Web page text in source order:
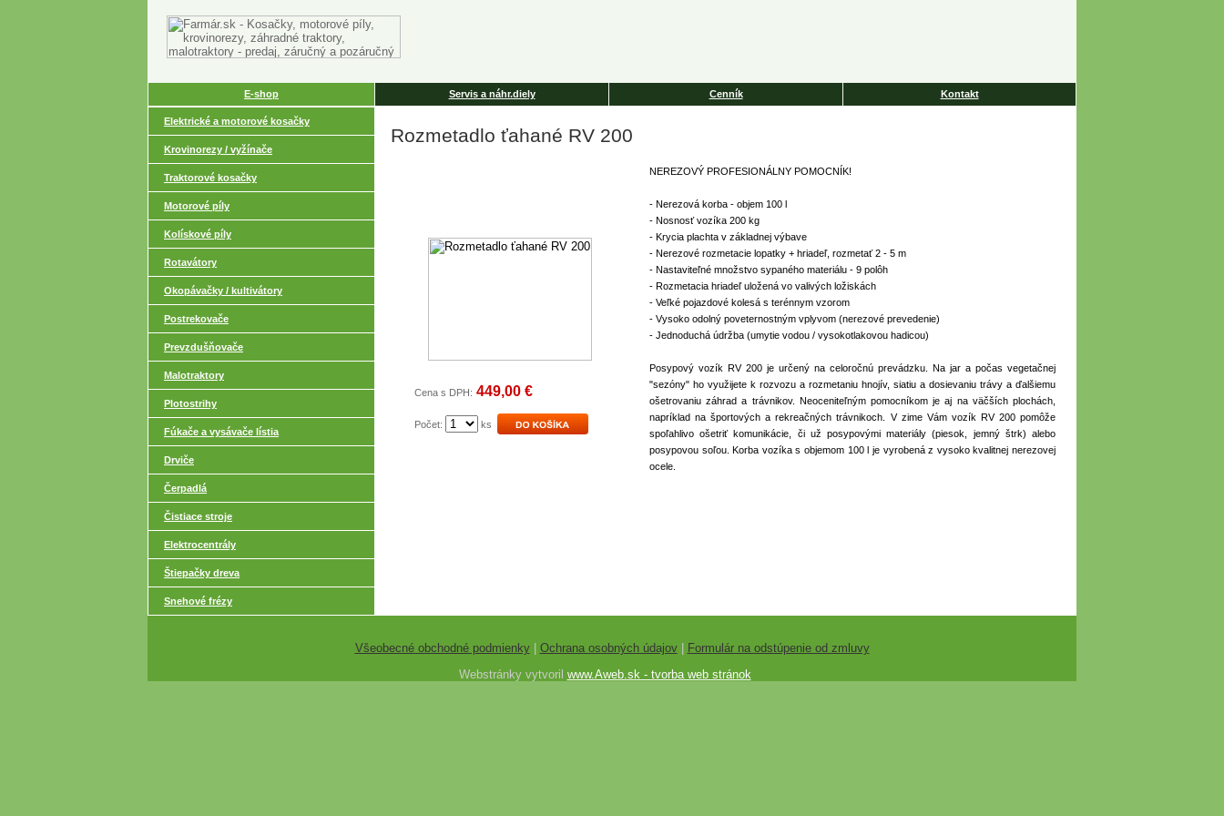
E-shop Servis a náhr.diely Cenník Kontakt
Elektrické a motorové kosačky
Krovinorezy / vyžínače
Traktorové kosačky
Motorové píly
Kolískové píly
Rotavátory
Okopávačky / kultivátory
Postrekovače
Prevzdušňovače
Malotraktory
Plotostrihy
Fúkače a vysávače lístia
Drviče
Čerpadlá
Čistiace stroje
Elektrocentrály
Štiepačky dreva
Snehové frézy
Rozmetadlo ťahané RV 200
Cena s DPH: 449,00 €
Počet: ks
NEREZOVÝ PROFESIONÁLNY POMOCNÍK!
- Nerezová korba - objem 100 l
- Nosnosť vozíka 200 kg
- Krycia plachta v základnej výbave
- Nerezové rozmetacie lopatky + hriadeľ, rozmetať 2 - 5 m
- Nastaviteľné množstvo sypaného materiálu - 9 polôh
- Rozmetacia hriadeľ uložená vo valivých ložiskách
- Veľké pojazdové kolesá s terénnym vzorom
- Vysoko odolný poveternostným vplyvom (nerezové prevedenie)
- Jednoduchá údržba (umytie vodou / vysokotlakovou hadicou)
Posypový vozík RV 200 je určený na celoročnú prevádzku. Na jar a počas vegetačnej
"sezóny" ho využijete k rozvozu a rozmetaniu hnojív, siatiu a dosievaniu trávy a ďalšiemu
ošetrovaniu záhrad a trávnikov. Neoceniteľným pomocníkom je aj na väčších plochách,
napríklad na športových a rekreačných trávnikoch. V zime Vám vozík RV 200 pomôže
spoľahlivo ošetriť komunikácie, či už posypovými materiály (piesok, jemný štrk) alebo
posypovou soľou. Korba vozíka s objemom 100 l je vyrobená z vysoko kvalitnej nerezovej
ocele.
Všeobecné obchodné podmienky| Ochrana osobných údajov|
Formulár na odstúpenie od zmluvy
Webstránky vytvoril www.Aweb.sk - tvorba web stránok